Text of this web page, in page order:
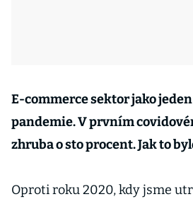
E-commerce sektor jako
pandemie. V prvním
zhruba o sto procent. Jak to
Oproti roku 2020, kdy jsme